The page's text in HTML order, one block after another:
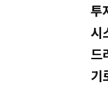
투
시
드
기